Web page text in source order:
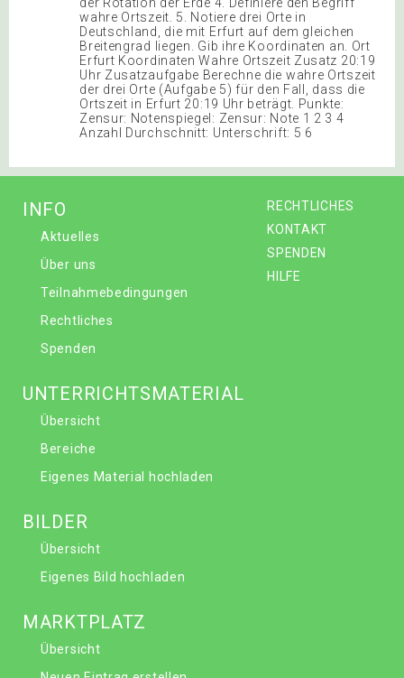
wahre Ortszeit. 5. Notiere drei Orte in
Deutschland, die mit Erfurt auf dem gleichen
Breitengrad liegen. Gib ihre Koordinaten an. Ort
Erfurt Koordinaten Wahre Ortszeit Zusatz 20:19
Uhr Zusatzaufgabe Berechne die wahre Ortszeit
der drei Orte (Aufgabe 5) für den Fall, dass die
Ortszeit in Erfurt 20:19 Uhr beträgt. Punkte:
Zensur: Notenspiegel: Zensur: Note 1 2 3 4
Anzahl Durchschnitt: Unterschrift: 5 6
RECHTLICHES
KONTAKT
SPENDEN
HILFE
INFO
Aktuelles
Über uns
Teilnahmebedingungen
Rechtliches
Spenden
UNTERRICHTSMATERIAL
Übersicht
Bereiche
Eigenes Material hochladen
BILDER
Übersicht
Eigenes Bild hochladen
MARKTPLATZ
Übersicht